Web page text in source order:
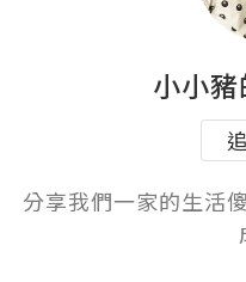
小小
分享我們一家的生活